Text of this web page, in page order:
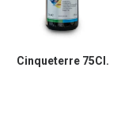
Cinqueterre 75Cl.